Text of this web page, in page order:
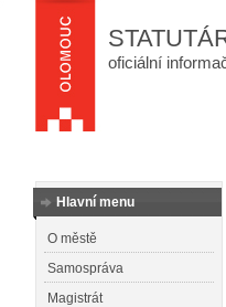
oficiální
Hlavní menu
O městě
Samospráva
Magistrát